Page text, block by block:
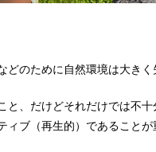
のために自然環境は大きく
、だけどそれだけでは不
ブ（再生的）であることが